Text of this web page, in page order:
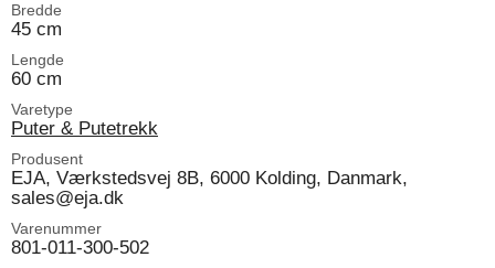
Bredde
45 cm
Lengde
60 cm
Varetype
Puter & Putetrekk
Produsent
EJA, Værkstedsvej 8B, 6000 Kolding, Danmark,
sales@eja.dk
Varenummer
801-011-300-502